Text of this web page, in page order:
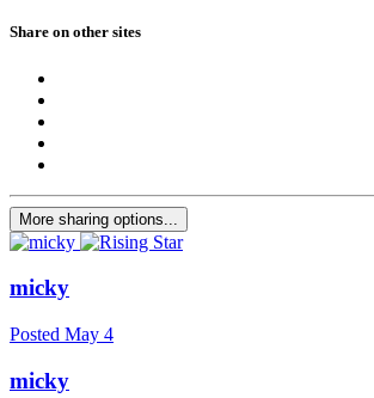
Share on other sites
More sharing options...
micky
Posted May 4
micky